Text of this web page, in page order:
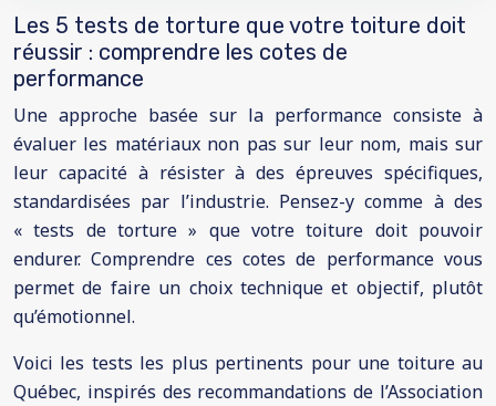
Les 5 tests de torture que votre toiture doit
réussir : comprendre les cotes de
performance
Une approche basée sur la performance consiste à
évaluer les matériaux non pas sur leur nom, mais sur
leur capacité à résister à des épreuves spécifiques,
standardisées par l’industrie. Pensez-y comme à des
« tests de torture » que votre toiture doit pouvoir
endurer. Comprendre ces cotes de performance vous
permet de faire un choix technique et objectif, plutôt
qu’émotionnel.
Voici les tests les plus pertinents pour une toiture au
Québec, inspirés des recommandations de l’Association